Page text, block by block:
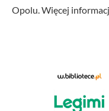
Opolu. Więcej